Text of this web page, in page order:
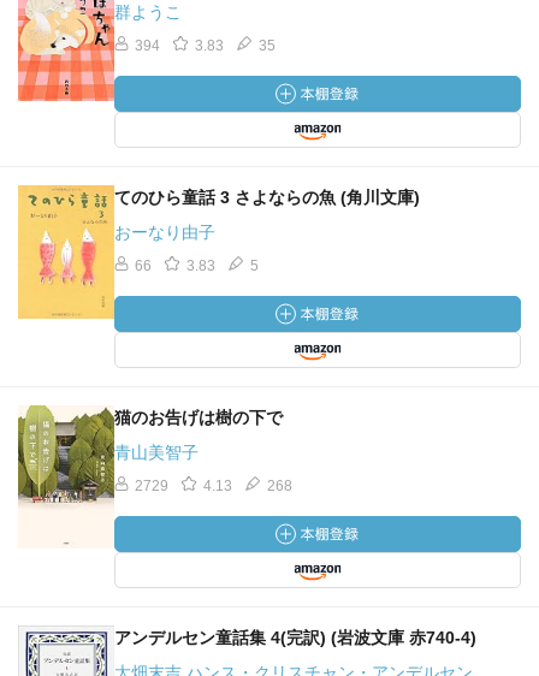
群ようこ
394 3.83 35
てのひら童話 3 さよならの魚 (角川文庫)
おーなり由子
66 3.83 5
猫のお告げは樹の下で
青山美智子
2729 4.13 268
アンデルセン童話集 4(完訳) (岩波文庫 赤740-4)